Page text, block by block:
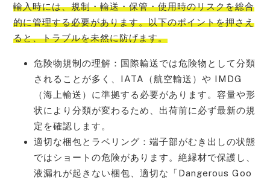
輸入時には、規制・輸送・保管・使用時のリスクを総合
的に管理する必要があります。以下のポイントを押さえ
ると、トラブルを未然に防げます。
危険物規制の理解：国際輸送では危険物として分類
されることが多く、IATA（航空輸送）や IMDG
（海上輸送）に準拠する必要があります。容量や形
状により分類が変わるため、出荷前に必ず最新の規
定を確認します。
適切な梱包とラベリング：端子部がむき出しの状態
ではショートの危険があります。絶縁材で保護し、
液漏れが起きない梱包、適切な「Dangerous Goo